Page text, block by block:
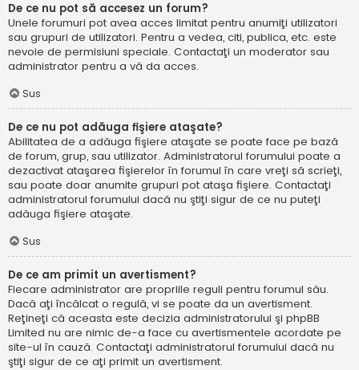
De ce nu pot să accesez un forum?
Unele forumuri pot avea acces limitat pentru anumiţi utilizatori
sau grupuri de utilizatori. Pentru a vedea, citi, publica, etc. este
nevoie de permisiuni speciale. Contactaţi un moderator sau
administrator pentru a vă da acces.
Sus
De ce nu pot adăuga fişiere ataşate?
Abilitatea de a adăuga fişiere ataşate se poate face pe bază
de forum, grup, sau utilizator. Administratorul forumului poate a
dezactivat ataşarea fişierelor în forumul în care vreţi să scrieţi,
sau poate doar anumite grupuri pot ataşa fişiere. Contactaţi
administratorul forumului dacă nu ştiţi sigur de ce nu puteţi
adăuga fişiere ataşate.
Sus
De ce am primit un avertisment?
Fiecare administrator are propriile reguli pentru forumul său.
Dacă aţi încălcat o regulă, vi se poate da un avertisment.
Reţineţi că aceasta este decizia administratorului şi phpBB
Limited nu are nimic de-a face cu avertismentele acordate pe
site-ul în cauză. Contactaţi administratorul forumului dacă nu
ştiţi sigur de ce aţi primit un avertisment.